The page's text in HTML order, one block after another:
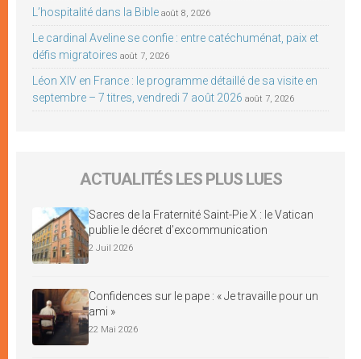
L’hospitalité dans la Bible août 8, 2026
Le cardinal Aveline se confie : entre catéchuménat, paix et
défis migratoires août 7, 2026
Léon XIV en France : le programme détaillé de sa visite en
septembre – 7 titres, vendredi 7 août 2026 août 7, 2026
ACTUALITÉS LES PLUS LUES
Sacres de la Fraternité Saint-Pie X : le Vatican
publie le décret d’excommunication
2 Juil 2026
Confidences sur le pape : « Je travaille pour un
ami »
22 Mai 2026